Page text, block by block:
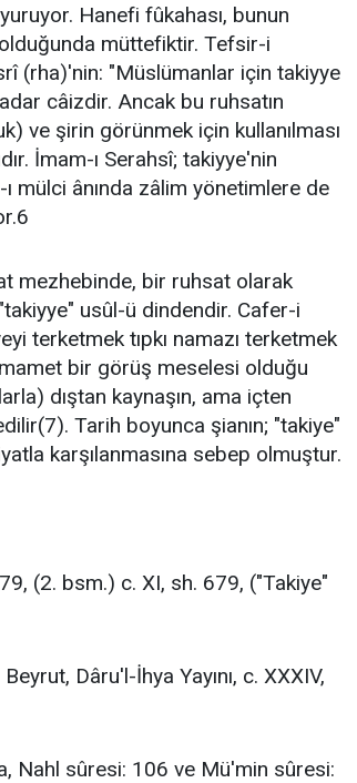
Hanefi fûkahası, bunun
müttefiktir. Tefsir-i
(rha)'nin: "Müslümanlar için takiyye
câizdir. Ancak bu ruhsatın
ve şirin görünmek için kullanılması
İmam-ı Serahsî; takiyye'nin
mülci ânında zâlim yönetimlere de
mezhebinde, bir ruhsat olarak
usûl-ü dindendir. Cafer-i
terketmek tıpkı namazı terketmek
bir görüş meselesi olduğu
dıştan kaynaşın, ama içten
Tarih boyunca şianın; "takiye"
karşılanmasına sebep olmuştur.
(2. bsm.) c. XI, sh. 679, ("Takiye"
Dâru'l-İhya Yayını, c. XXXIV,
Nahl sûresi: 106 ve Mü'min sûresi: